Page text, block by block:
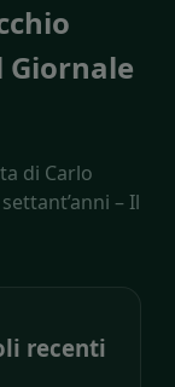
Giornale
di Carlo
– Il
recenti